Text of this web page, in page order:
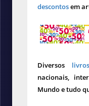
descontosem
Diversos livros
nacionais,
Mundo e tudo